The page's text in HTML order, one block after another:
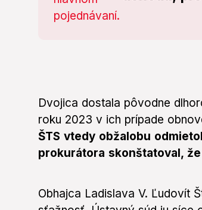
Dvojica dostala pôvodne
roku 2023 v ich prípade
ŠTS vtedy obžalobu
prokurátora skonštatoval,
Obhajca Ladislava V. Ľudovít